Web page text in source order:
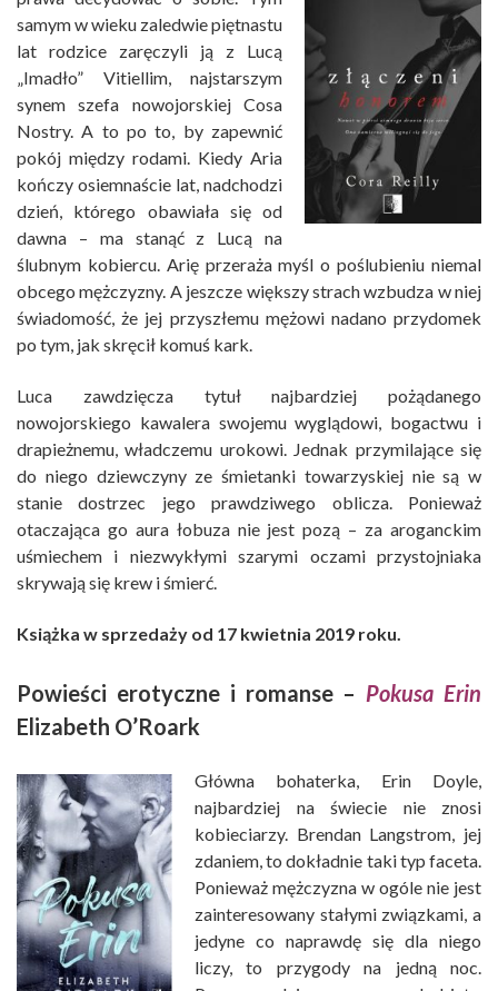
samym w wieku zaledwie piętnastu
lat rodzice zaręczyli ją z Lucą
„Imadło” Vitiellim, najstarszym
synem szefa nowojorskiej Cosa
Nostry. A to po to, by zapewnić
pokój między rodami. Kiedy Aria
kończy osiemnaście lat, nadchodzi
dzień, którego obawiała się od
dawna – ma stanąć z Lucą na
ślubnym kobiercu. Arię przeraża myśl o poślubieniu niemal
obcego mężczyzny. A jeszcze większy strach wzbudza w niej
świadomość, że jej przyszłemu mężowi nadano przydomek
po tym, jak skręcił komuś kark.
Luca zawdzięcza tytuł najbardziej pożądanego
nowojorskiego kawalera swojemu wyglądowi, bogactwu i
drapieżnemu, władczemu urokowi. Jednak przymilające się
do niego dziewczyny ze śmietanki towarzyskiej nie są w
stanie dostrzec jego prawdziwego oblicza. Ponieważ
otaczająca go aura łobuza nie jest pozą – za aroganckim
uśmiechem i niezwykłymi szarymi oczami przystojniaka
skrywają się krew i śmierć.
Książka w sprzedaży od 17 kwietnia 2019 roku.
Powieści erotyczne i romanse – Pokusa Erin
Elizabeth O’Roark
Główna bohaterka, Erin Doyle,
najbardziej na świecie nie znosi
kobieciarzy. Brendan Langstrom, jej
zdaniem, to dokładnie taki typ faceta.
Ponieważ mężczyzna w ogóle nie jest
zainteresowany stałymi związkami, a
jedyne co naprawdę się dla niego
liczy, to przygody na jedną noc.